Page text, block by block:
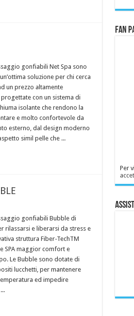
gonfiabili Net Spa sono
soluzione per chi cerca
un prezzo altamente
con un sistema di
isolante che rendono la
e molto confortevole da
esterno, dal design moderno
simil pelle che ...
gonfiabili Bubble di
rilassarsi e liberarsi da stress e
struttura Fiber-TechTM
SPA maggior comfort e
Le Bubble sono dotate di
lucchetti, per mantenere
ed impedire
Fan
Per